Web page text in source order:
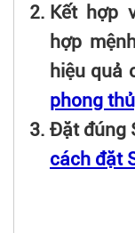
Kết hợp
hợp
hiệu quả
phong
Đặt đúng
cách đặt